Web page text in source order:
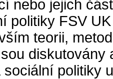
nebo jejich
politiky FSV
teorii,
politiky